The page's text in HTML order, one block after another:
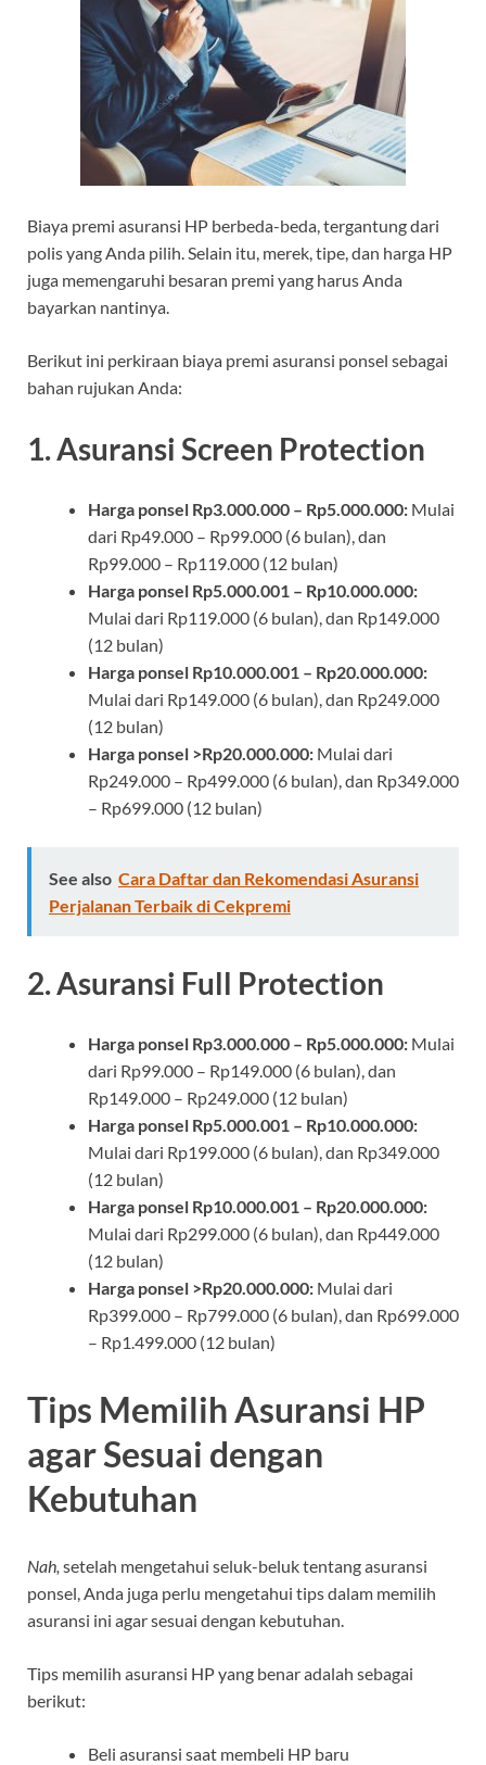
Biaya premi asuransi HP berbeda-beda, tergantung dari
polis yang Anda pilih. Selain itu, merek, tipe, dan harga HP
juga memengaruhi besaran premi yang harus Anda
bayarkan nantinya.
Berikut ini perkiraan biaya premi asuransi ponsel sebagai
bahan rujukan Anda:
1. Asuransi Screen Protection
Harga ponsel Rp3.000.000 – Rp5.000.000: Mulai
dari Rp49.000 – Rp99.000 (6 bulan), dan
Rp99.000 – Rp119.000 (12 bulan)
Harga ponsel Rp5.000.001 – Rp10.000.000:
Mulai dari Rp119.000 (6 bulan), dan Rp149.000
(12 bulan)
Harga ponsel Rp10.000.001 – Rp20.000.000:
Mulai dari Rp149.000 (6 bulan), dan Rp249.000
(12 bulan)
Harga ponsel >Rp20.000.000: Mulai dari
Rp249.000 – Rp499.000 (6 bulan), dan Rp349.000
– Rp699.000 (12 bulan)
See also Cara Daftar dan Rekomendasi Asuransi
Perjalanan Terbaik di Cekpremi
2. Asuransi Full Protection
Harga ponsel Rp3.000.000 – Rp5.000.000: Mulai
dari Rp99.000 – Rp149.000 (6 bulan), dan
Rp149.000 – Rp249.000 (12 bulan)
Harga ponsel Rp5.000.001 – Rp10.000.000:
Mulai dari Rp199.000 (6 bulan), dan Rp349.000
(12 bulan)
Harga ponsel Rp10.000.001 – Rp20.000.000:
Mulai dari Rp299.000 (6 bulan), dan Rp449.000
(12 bulan)
Harga ponsel >Rp20.000.000: Mulai dari
Rp399.000 – Rp799.000 (6 bulan), dan Rp699.000
– Rp1.499.000 (12 bulan)
Tips Memilih Asuransi HP
agar Sesuai dengan
Kebutuhan
Nah, setelah mengetahui seluk-beluk tentang asuransi
ponsel, Anda juga perlu mengetahui tips dalam memilih
asuransi ini agar sesuai dengan kebutuhan.
Tips memilih asuransi HP yang benar adalah sebagai
berikut:
Beli asuransi saat membeli HP baru